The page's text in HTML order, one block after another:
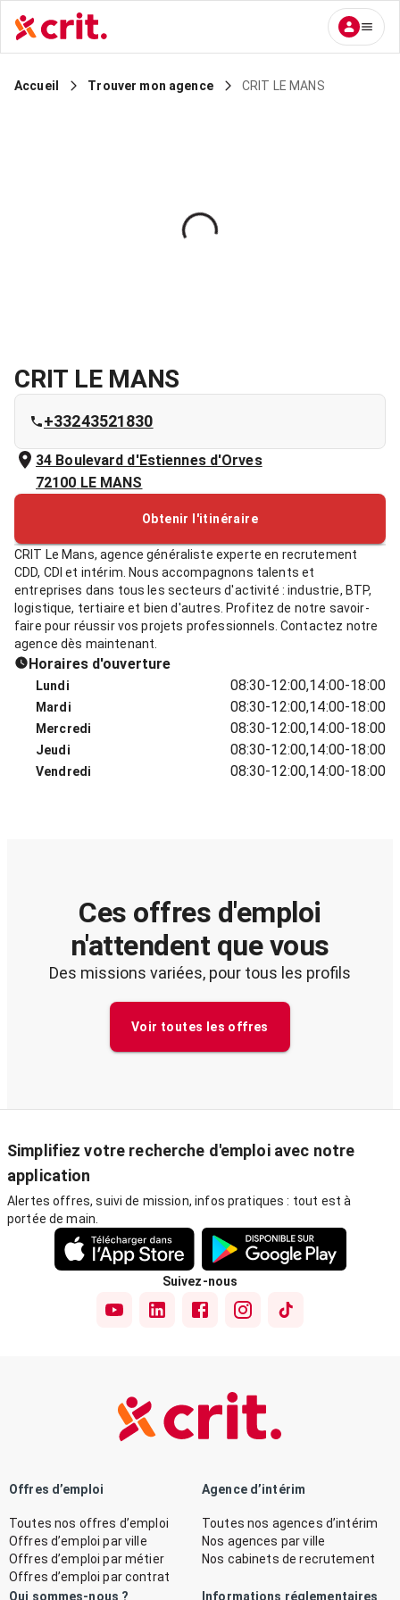
Accueil Trouver mon agence CRIT LE MANS
CRIT LE MANS
+33243521830
34 Boulevard d'Estiennes d'Orves
72100 LE MANS
Obtenir l'itinéraire
CRIT Le Mans, agence généraliste experte en recrutement
CDD, CDI et intérim. Nous accompagnons talents et
entreprises dans tous les secteurs d'activité : industrie, BTP,
logistique, tertiaire et bien d'autres. Profitez de notre savoir-
faire pour réussir vos projets professionnels. Contactez notre
agence dès maintenant.
Horaires d'ouverture
Lundi 08:30-12:00,14:00-18:00
Mardi 08:30-12:00,14:00-18:00
Mercredi 08:30-12:00,14:00-18:00
Jeudi 08:30-12:00,14:00-18:00
Vendredi 08:30-12:00,14:00-18:00
Ces offres d'emploi
n'attendent que vous
Des missions variées, pour tous les profils
Voir toutes les offres
Simplifiez votre recherche d'emploi avec notre
application
Alertes offres, suivi de mission, infos pratiques : tout est à
portée de main.
Suivez-nous
Offres d’emploi
Toutes nos offres d’emploi
Offres d’emploi par ville
Offres d’emploi par métier
Offres d’emploi par contrat
Agence d’intérim
Toutes nos agences d’intérim
Nos agences par ville
Nos cabinets de recrutement
Qui sommes-nous ? Informations réglementaires